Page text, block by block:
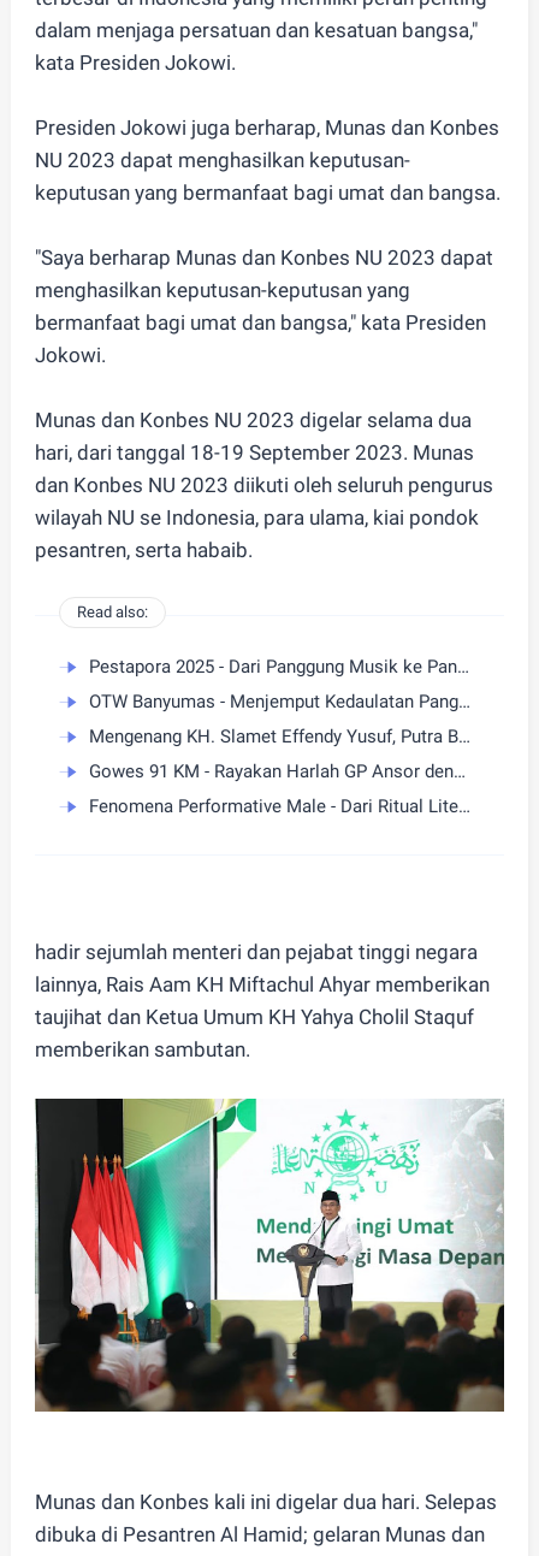
dalam menjaga persatuan dan kesatuan bangsa,"
kata Presiden Jokowi.
Presiden Jokowi juga berharap, Munas dan Konbes
NU 2023 dapat menghasilkan keputusan-
keputusan yang bermanfaat bagi umat dan bangsa.
"Saya berharap Munas dan Konbes NU 2023 dapat
menghasilkan keputusan-keputusan yang
bermanfaat bagi umat dan bangsa," kata Presiden
Jokowi.
Munas dan Konbes NU 2023 digelar selama dua
hari, dari tanggal 18-19 September 2023. Munas
dan Konbes NU 2023 diikuti oleh seluruh pengurus
wilayah NU se Indonesia, para ulama, kiai pondok
pesantren, serta habaib.
Read also:
Pestapora 2025 - Dari Panggung Musik ke Panggung Idealisme dan Krisis Iklim
OTW Banyumas - Menjemput Kedaulatan Pangan dari Sawah ke Panggung
Mengenang KH. Slamet Effendy Yusuf, Putra Banyumas yang Pernah Pimpin GP Ansor Pusat
Gowes 91 KM - Rayakan Harlah GP Ansor dengan Silaturahmi & Ziarah Akbar ke Makam Syekh Quro
Fenomena Performative Male - Dari Ritual Literasi hingga Norma Baru Membaca di Ruang Publik
hadir sejumlah menteri dan pejabat tinggi negara
lainnya, Rais Aam KH Miftachul Ahyar memberikan
taujihat dan Ketua Umum KH Yahya Cholil Staquf
memberikan sambutan.
Munas dan Konbes kali ini digelar dua hari. Selepas
dibuka di Pesantren Al Hamid; gelaran Munas dan